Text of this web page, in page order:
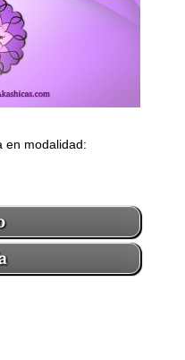
en modalidad: